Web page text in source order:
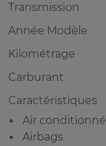
Transmission
Année Modèle
Kilométrage
Carburant
Caractéristiques
Air conditionné
Airbags